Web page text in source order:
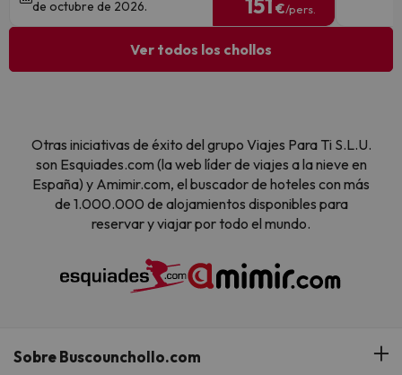
de octubre de 2026.
€/pers.
Ver todos los chollos
Otras iniciativas de éxito del grupo Viajes Para Ti S.L.U.
son Esquiades.com (la web líder de viajes a la nieve en
España) y Amimir.com, el buscador de hoteles con más
de 1.000.000 de alojamientos disponibles para
reservar y viajar por todo el mundo.
Sobre Buscounchollo.com